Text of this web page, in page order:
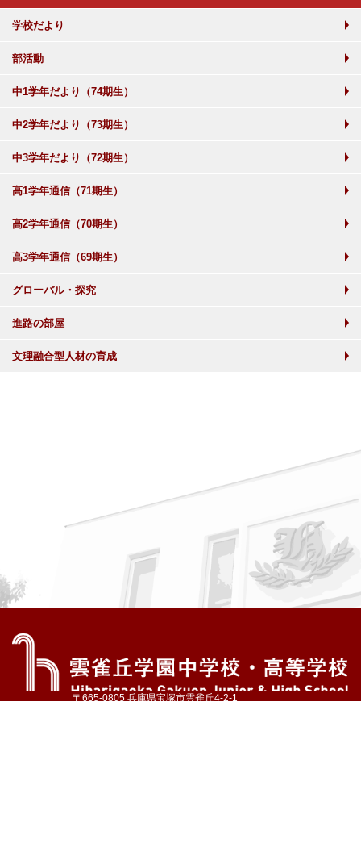
学校だより
部活動
中1学年だより（74期生）
中2学年だより（73期生）
中3学年だより（72期生）
高1学年通信（71期生）
高2学年通信（70期生）
高3学年通信（69期生）
グローバル・探究
進路の部屋
文理融合型人材の育成
〒665-0805 兵庫県宝塚市雲雀丘4-2-1